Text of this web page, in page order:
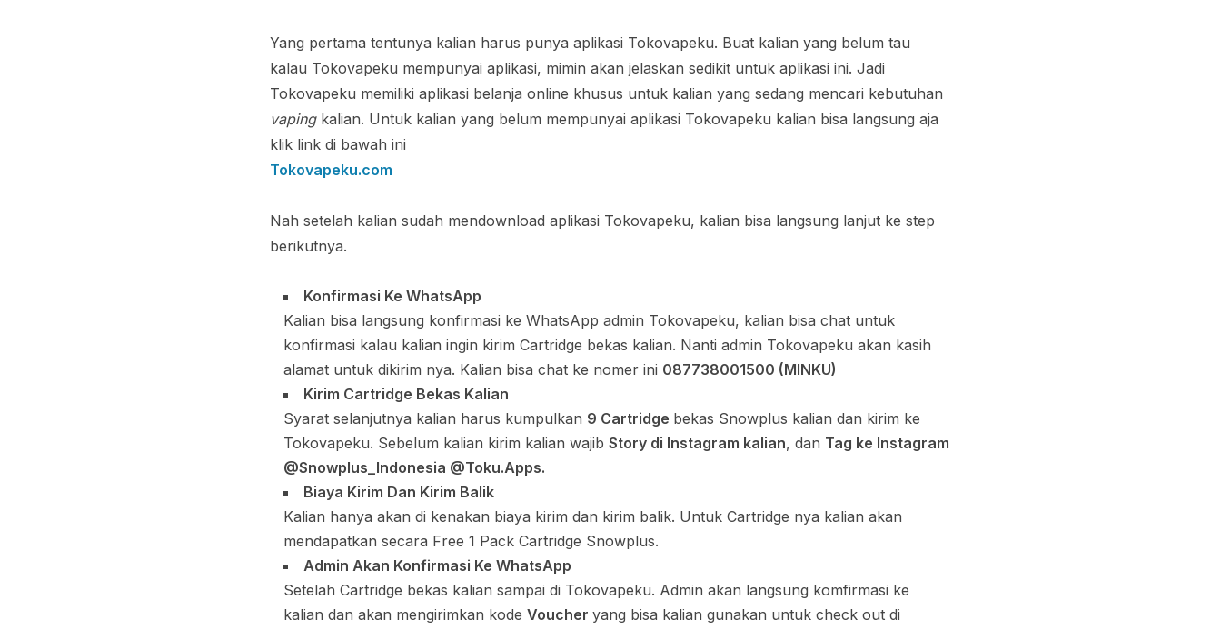
Yang pertama tentunya kalian harus punya aplikasi Tokovapeku. Buat kalian yang belum tau
kalau Tokovapeku mempunyai aplikasi, mimin akan jelaskan sedikit untuk aplikasi ini. Jadi
Tokovapeku memiliki aplikasi belanja online khusus untuk kalian yang sedang mencari kebutuhan
vaping kalian. Untuk kalian yang belum mempunyai aplikasi Tokovapeku kalian bisa langsung aja
klik link di bawah ini
Tokovapeku.com
Nah setelah kalian sudah mendownload aplikasi Tokovapeku, kalian bisa langsung lanjut ke step
berikutnya.
Konfirmasi Ke WhatsApp
Kalian bisa langsung konfirmasi ke WhatsApp admin Tokovapeku, kalian bisa chat untuk
konfirmasi kalau kalian ingin kirim Cartridge bekas kalian. Nanti admin Tokovapeku akan kasih
alamat untuk dikirim nya. Kalian bisa chat ke nomer ini 087738001500 (MINKU)
Kirim Cartridge Bekas Kalian
Syarat selanjutnya kalian harus kumpulkan 9 Cartridge bekas Snowplus kalian dan kirim ke
Tokovapeku. Sebelum kalian kirim kalian wajib Story di Instagram kalian, dan Tag ke Instagram
@Snowplus_Indonesia @Toku.Apps.
Biaya Kirim Dan Kirim Balik
Kalian hanya akan di kenakan biaya kirim dan kirim balik. Untuk Cartridge nya kalian akan
mendapatkan secara Free 1 Pack Cartridge Snowplus.
Admin Akan Konfirmasi Ke WhatsApp
Setelah Cartridge bekas kalian sampai di Tokovapeku. Admin akan langsung komfirmasi ke
kalian dan akan mengirimkan kode Voucher yang bisa kalian gunakan untuk check out di